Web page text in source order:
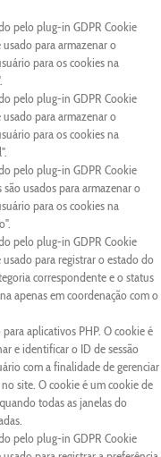
pelo plug-in GDPR Cookie
para armazenar o
para os cookies na
pelo plug-in GDPR Cookie
para armazenar o
para os cookies na
pelo plug-in GDPR Cookie
são usados para armazenar o
para os cookies na
pelo plug-in GDPR Cookie
para registrar o estado do
correspondente e o status
apenas em coordenação com o
aplicativos PHP. O cookie é
e identificar o ID de sessão
com a finalidade de gerenciar
site. O cookie é um cookie de
todas as janelas do
pelo plug-in GDPR Cookie